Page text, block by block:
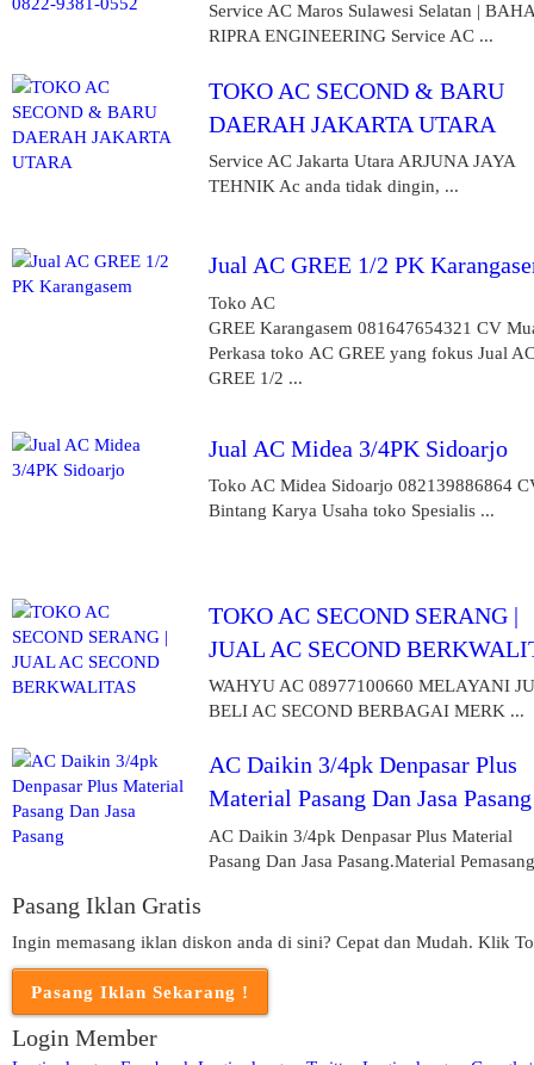
Service AC Maros Sulawesi Selatan | BAHA
RIPRA ENGINEERING Service AC ...
TOKO AC SECOND & BARU
DAERAH JAKARTA UTARA
Service AC Jakarta Utara ARJUNA JAYA
TEHNIK Ac anda tidak dingin, ...
Jual AC GREE 1/2 PK
Toko AC
GREE Karangasem 081647654321 CV
Perkasa toko AC GREE yang fokus Jual
GREE 1/2 ...
Jual AC Midea 3/4PK Sidoarjo
Toko AC Midea Sidoarjo 082139886864
Bintang Karya Usaha toko Spesialis ...
TOKO AC SECOND SERANG |
JUAL AC SECOND
WAHYU AC 08977100660 MELAYANI
BELI AC SECOND BERBAGAI MERK ...
AC Daikin 3/4pk Denpasar Plus
Material Pasang Dan Jasa Pasang
AC Daikin 3/4pk Denpasar Plus Material
Pasang Dan Jasa Pasang.Material
Pasang Iklan Gratis
Ingin memasang iklan diskon anda di sini? Cepat dan Mudah. Klik
Login Member